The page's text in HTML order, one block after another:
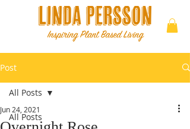
Post
All Posts
All Posts
Jun 24, 2021